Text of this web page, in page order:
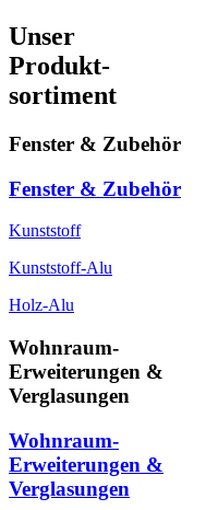
Unser
Produkt-
sortiment
Fenster & Zubehör
Fenster & Zubehör
Kunststoff
Kunststoff-Alu
Holz-Alu
Wohnraum-
Erweiterungen &
Verglasungen
Wohnraum-
Erweiterungen &
Verglasungen